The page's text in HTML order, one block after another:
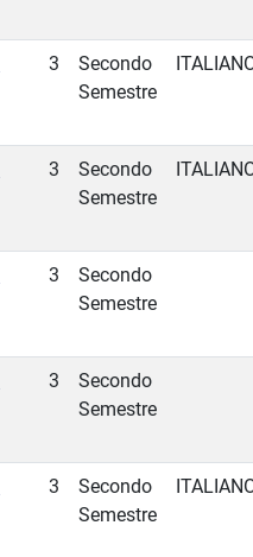
3
Secondo
Semestre
3
Secondo
Semestre
3
Secondo
Semestre
3
Secondo
Semestre
3
Secondo
Semestre